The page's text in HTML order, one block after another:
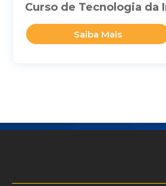
Curso de Tecnologia da
Saiba Mais